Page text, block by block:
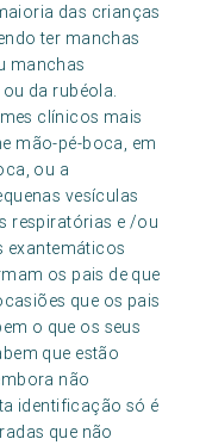
das crianças
ter manchas
manchas
da rubéola.
clínicos mais
mão-pé-boca, em
ou a
vesículas
respiratórias e /ou
exantemáticos
os pais de que
que os pais
o que os seus
que estão
não
identificação só é
que não